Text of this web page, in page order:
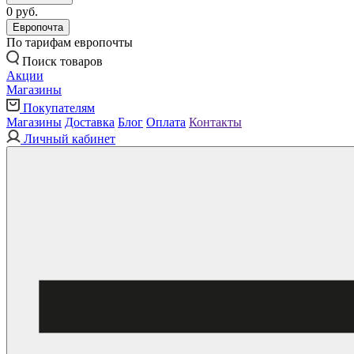
0 руб.
Европочта
По тарифам европочты
Поиск товаров
Акции
Магазины
Покупателям
Магазины Доставка Блог Оплата Контакты
Личный кабинет